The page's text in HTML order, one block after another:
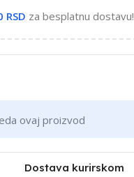
RSD za besplatnu dostavu!
ovaj proizvod
Dostava kurirskom